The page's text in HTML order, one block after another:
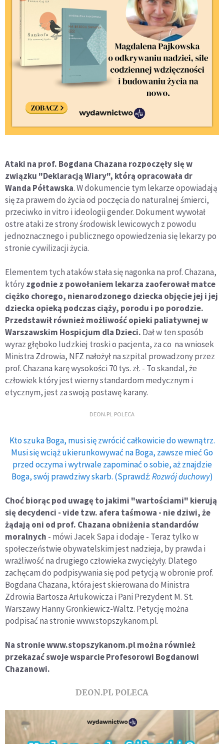
Ataki na prof. Bogdana Chazana rozpoczęły się w
związku "Deklaracją Wiary", którą opracowała dr
Wanda Półtawska. W dokumencie tym lekarze opowiadają
się za prawem do życia od poczęcia do naturalnej śmierci,
przeciwko in vitro i ideologii gender. Dokument wywołał
ostre ataki ze strony środowisk lewicowych z powodu
jednoznacznego i publicznego opowiedzenia się lekarzy po
stronie cywilizacji życia.
Elementem tych ataków stała się nagonka na prof. Chazana,
któryzgodnie z powołaniem lekarza zaoferował matce
ciężko chorego, nienarodzonego dziecka objęcie jej i jej
dziecka opieką podczas ciąży, porodu i po porodzie.
Przedstawił również możliwość opieki paliatywnej w
Warszawskim Hospicjum dla Dzieci. Dał w ten sposób
wyraz głęboko ludzkiej troski o pacjenta, za co na wniosek
Ministra Zdrowia, NFZ nałożył na szpital prowadzony przez
prof. Chazana karę wysokości 70 tys. zł. - To skandal, że
człowiek który jest wierny standardom medycznym i
etycznym, jest za swoją postawę karany.
DEON.PL POLECA
Kto szuka Boga, musi się zwrócić całkowicie do wewnątrz.
Musi się wciąż ukierunkowywać na Boga, zawsze mieć Go
przed oczyma i wytrwale zapominać o sobie, aż znajdzie
Boga, swój prawdziwy skarb. (Sprawdź:Rozwój duchowy)
Choć biorąc pod uwagę to jakimi "wartościami" kierują
się decydenci - vide tzw. afera taśmowa - nie dziwi, że
żądają oni od prof. Chazana obniżenia standardów
moralnych - mówi Jacek Sapa i dodaje - Teraz tylko w
społeczeństwie obywatelskim jest nadzieja, by prawda i
wrażliwość na drugiego człowieka zwyciężyły. Dlatego
zachęcam do podpisywania się pod petycją w obronie prof.
Bogdana Chazana, która jest skierowana do Ministra
Zdrowia Bartosza Arłukowicza i Pani Prezydent M. St.
Warszawy Hanny Gronkiewicz-Waltz. Petycję można
podpisać na stronie www.stopszykanom.pl.
Na stronie www.stopszykanom.pl można również
przekazać swoje wsparcie Profesorowi Bogdanowi
Chazanowi.
DEON.PL POLECA